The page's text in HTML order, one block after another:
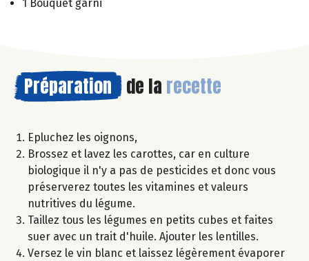
1 Bouquet garni
Préparation de la recette
Epluchez les oignons,
Brossez et lavez les carottes, car en culture
biologique il n'y a pas de pesticides et donc vous
préserverez toutes les vitamines et valeurs
nutritives du légume.
Taillez tous les légumes en petits cubes et faites
suer avec un trait d'huile. Ajouter les lentilles.
Versez le vin blanc et laissez légèrement évaporer